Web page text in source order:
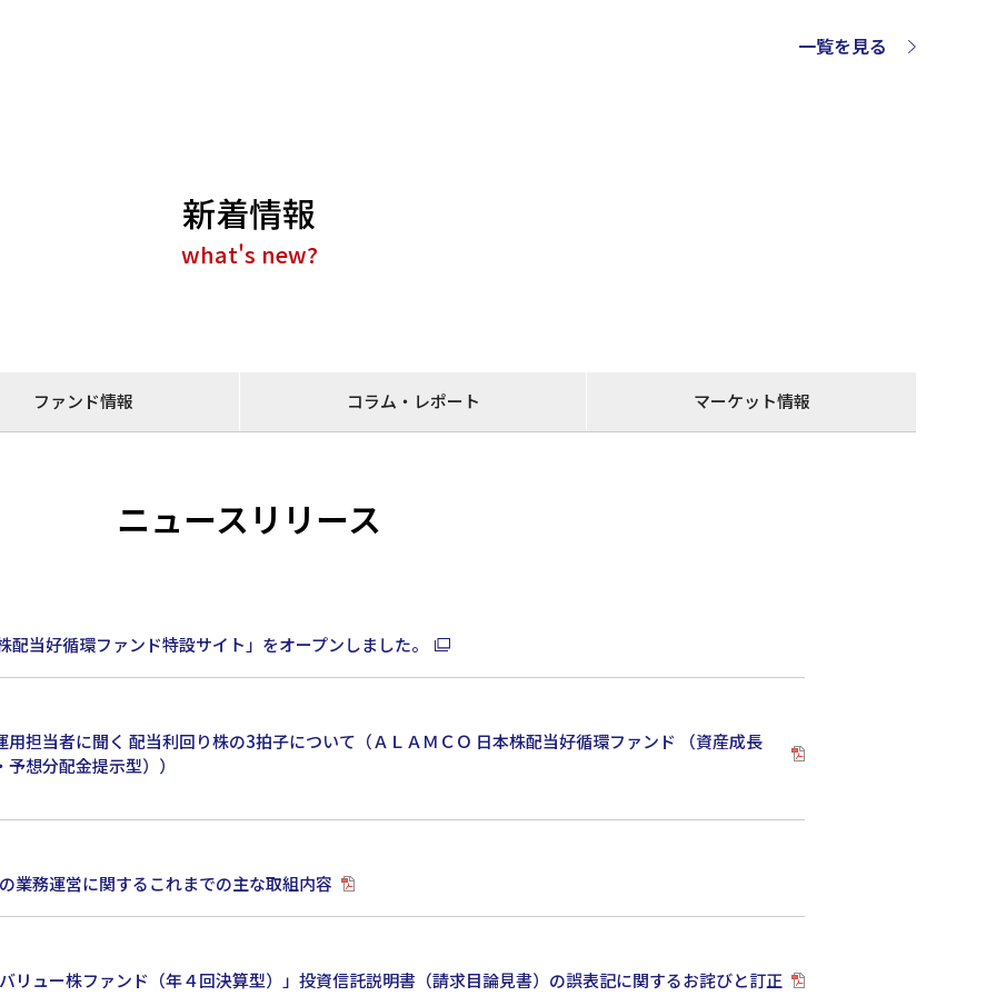
一覧を見る
新着情報
what's new?
ファンド情報 コラム・レポート マーケット情報
ニュースリリース
配当好循環ファンド特設サイト」をオープンしました。
用担当者に聞く 配当利回り株の3拍子について（ＡＬＡＭＣＯ 日本株配当好循環ファンド （資産成長
想分配金提示型））
業務運営に関するこれまでの主な取組内容
バリュー株ファンド（年４回決算型）」投資信託説明書（請求目論見書）の誤表記に関するお詫びと訂正